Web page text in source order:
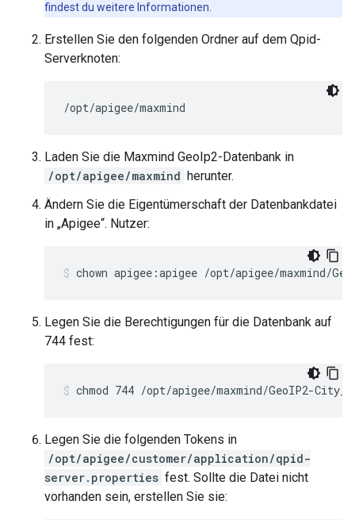
findest du weitere Informationen.
Erstellen Sie den folgenden Ordner auf dem Qpid-
Serverknoten:
/opt/apigee/maxmind
Laden Sie die Maxmind GeoIp2-Datenbank in
/opt/apigee/maxmind herunter.
Ändern Sie die Eigentümerschaft der Datenbankdatei
in „Apigee“. Nutzer:
chown apigee:apigee /opt/apigee/maxmind/
Legen Sie die Berechtigungen für die Datenbank auf
744 fest:
chmod 744 /opt/apigee/maxmind/GeoIP2-
Legen Sie die folgenden Tokens in
/opt/apigee/customer/application/qpid-
server.properties fest. Sollte die Datei nicht
vorhanden sein, erstellen Sie sie: